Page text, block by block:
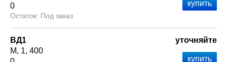
0
Под заказ
ВД1
М
1 400
уточняйте